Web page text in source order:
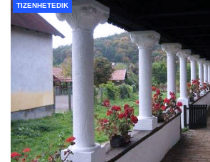
TIZENHETEDIK